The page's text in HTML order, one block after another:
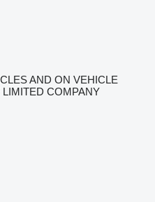
AND ON VEHICLE
COMPANY